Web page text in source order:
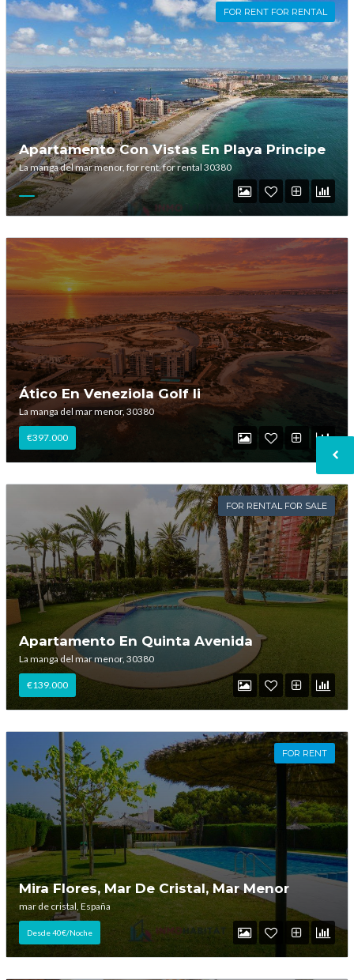
INICIAR SESIÓN
Lost your password?
FOR RENT FOR RENTAL
Apartamento Con Vistas En Playa Principe
La manga del mar menor, for rent, for rental 30380
Ático En Veneziola Golf Ii
La manga del mar menor, 30380
€397.000
FOR RENTAL FOR SALE
Apartamento En Quinta Avenida
La manga del mar menor, 30380
€139.000
FOR RENT
Mira Flores, Mar De Cristal, Mar Menor
mar de cristal, España
Desde 40€/Noche